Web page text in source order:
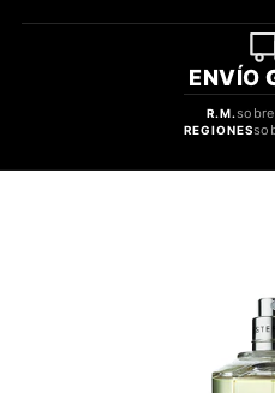
ENVÍO
R.M.sobre
REGIONES